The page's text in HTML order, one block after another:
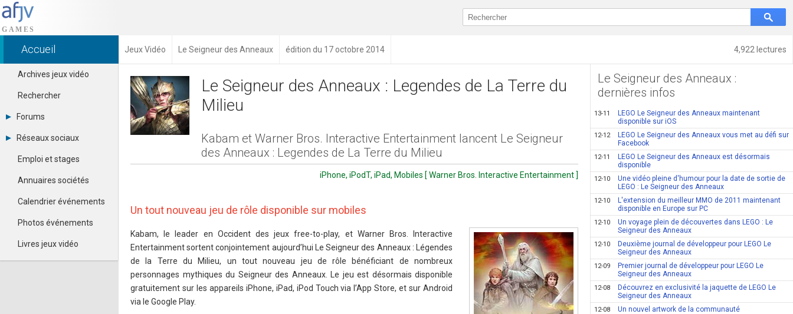
4,922 lectures
Accueil Jeux Vidéo Le Seigneur des Anneaux édition du 17 octobre 2014
Archives jeux vidéo
Rechercher
Forums
Tous les forums
Se connecter
Contacter un modérateur
Réseaux sociaux
Dailymotion
Facebook
Google+
Pinterest
Youtube
Emploi et stages
Annuaires sociétés
Calendrier événements
Photos événements
Livres jeux vidéo
Le Seigneur des Anneaux : Legendes de La Terre du
Milieu
Kabam et Warner Bros. Interactive Entertainment lancent Le Seigneur
des Anneaux : Legendes de La Terre du Milieu
iPhone, iPodT, iPad, Mobiles [ Warner Bros. Interactive Entertainment ]
Un tout nouveau jeu de rôle disponible sur mobiles
Kabam, le leader en Occident des jeux free-to-play, et Warner Bros. Interactive
Entertainment sortent conjointement aujourd’hui Le Seigneur des Anneaux : Légendes
de la Terre du Milieu, un tout nouveau jeu de rôle bénéficiant de nombreux
personnages mythiques du Seigneur des Anneaux. Le jeu est désormais disponible
gratuitement sur les appareils iPhone, iPad, iPod Touch via l’App Store, et sur Android
via le Google Play.
Le Seigneur des Anneaux :
dernières infos
13-11
LEGO Le Seigneur des Anneaux maintenant
disponible sur iOS
12-12
LEGO Le Seigneur des Anneaux vous met au défi sur
Facebook
12-11
LEGO Le Seigneur des Anneaux est désormais
disponible
12-10
Une vidéo pleine d'humour pour la date de sortie de
LEGO : Le Seigneur des Anneaux
12-10
L'extension du meilleur MMO de 2011 maintenant
disponible en Europe sur PC
12-10
Un voyage plein de découvertes dans LEGO : Le
Seigneur des Anneaux
12-10
Deuxième journal de développeur pour LEGO Le
Seigneur des Anneaux
12-09
Premier journal de développeur pour LEGO Le
Seigneur des Anneaux
12-08
Découvrez en exclusivité la jaquette de LEGO Le
Seigneur des Anneaux
12-08 Un nouvel artwork de la communauté